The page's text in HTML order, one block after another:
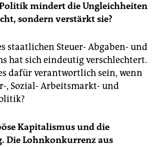
mindert die Ungleichheiten
sondern verstärkt sie?
staatlichen Steuer- Abgaben- und
hat sich eindeutig verschlechtert.
dafür verantwortlich sein, wenn
, Sozial- Arbeitsmarkt- und
Kapitalismus und die
Die Lohnkonkurrenz aus